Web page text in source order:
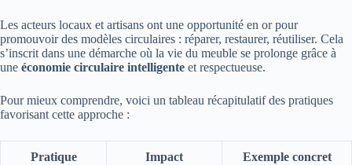
Les acteurs locaux et artisans ont une opportunité en or pour
promouvoir des modèles circulaires : réparer, restaurer, réutiliser. Cela
s’inscrit dans une démarche où la vie du meuble se prolonge grâce à
une économie circulaire intelligente et respectueuse.
Pour mieux comprendre, voici un tableau récapitulatif des pratiques
favorisant cette approche :
Pratique Impact Exemple concret